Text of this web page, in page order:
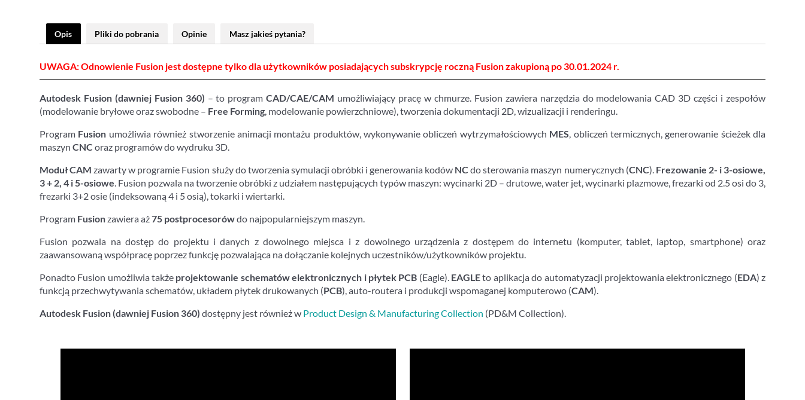
-
Opis Pliki do pobrania Opinie Masz jakieś pytania?
UWAGA: Odnowienie Fusion jest dostępne tylko dla użytkowników posiadających subskrypcję roczną Fusion zakupioną po 30.01.2024 r.
Autodesk Fusion (dawniej Fusion 360) – to programCAD/CAE/CAM umożliwiający pracę w chmurze. Fusion zawiera narzędzia do modelowania CAD 3D części i zespołów
(modelowanie bryłowe oraz swobodne – Free Forming, modelowanie powierzchniowe), tworzenia dokumentacji 2D, wizualizacji i renderingu.
Program Fusion umożliwia również stworzenie animacji montażu produktów, wykonywanie obliczeń wytrzymałościowych MES, obliczeń termicznych, generowanie ścieżek dla
maszyn CNC oraz programów do wydruku 3D.
Moduł CAM zawarty w programie Fusion służy do tworzenia symulacji obróbki i generowania kodów NC do sterowania maszyn numerycznych (CNC). Frezowanie 2- i 3-osiowe,
3 + 2, 4 i 5-osiowe. Fusion pozwala na tworzenie obróbki z udziałem następujących typów maszyn: wycinarki 2D – drutowe, water jet, wycinarki plazmowe, frezarki od 2.5 osi do 3,
frezarki 3+2 osie (indeksowaną 4 i 5 osią), tokarki i wiertarki.
Program Fusionzawiera aż75 postprocesorówdo najpopularniejszym maszyn.
Fusion pozwala na dostęp do projektu i danych z dowolnego miejsca i z dowolnego urządzenia z dostępem do internetu (komputer, tablet, laptop, smartphone) oraz
zaawansowaną współpracę poprzez funkcję pozwalająca na dołączanie kolejnych uczestników/użytkowników projektu.
Ponadto Fusion umożliwia także projektowanie schematów elektronicznych i płytek PCB (Eagle). EAGLEto aplikacja do automatyzacji projektowania elektronicznego (EDA) z
funkcją przechwytywania schematów, układem płytek drukowanych (PCB), auto-routera i produkcji wspomaganej komputerowo (CAM).
Autodesk Fusion (dawniej Fusion 360) dostępny jest również w Product Design & Manufacturing Collection (PD&M Collection).